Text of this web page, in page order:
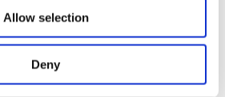
Allow selection
Deny
По странам